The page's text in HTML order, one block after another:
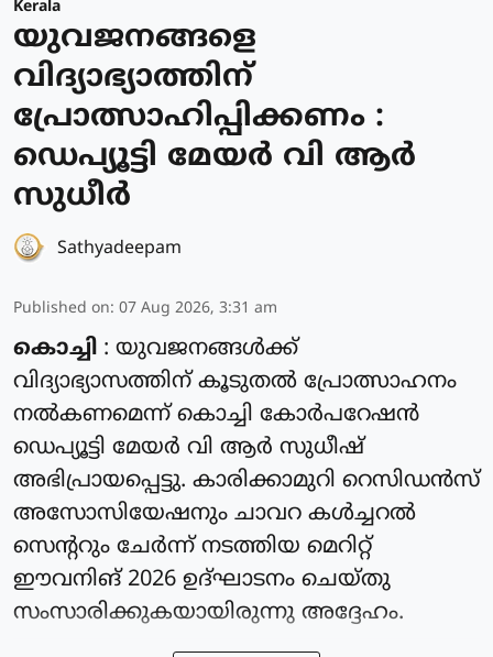
Kerala
യുവജനങ്ങളെ
വിദ്യാഭ്യാത്തിന്
പ്രോത്സാഹിപ്പിക്കണം :
ഡെപ്യൂട്ടി മേയർ വി ആർ
സുധീർ
Sathyadeepam
Published on: 07 Aug 2026, 3:31 am
കൊച്ചി : യുവജനങ്ങൾക്ക്
വിദ്യാഭ്യാസത്തിന് കൂടുതൽ പ്രോത്സാഹനം
നൽകണമെന്ന് കൊച്ചി കോർപറേഷൻ
ഡെപ്യൂട്ടി മേയർ വി ആർ സുധീഷ്
അഭിപ്രായപ്പെട്ടു. കാരിക്കാമുറി റെസിഡൻസ്
അസോസിയേഷനും ചാവറ കൾച്ചറൽ
സെന്ററും ചേർന്ന് നടത്തിയ മെറിറ്റ്
ഈവനിങ് 2026 ഉദ്ഘാടനം ചെയ്തു
സംസാരിക്കുകയായിരുന്നു അദ്ദേഹം.